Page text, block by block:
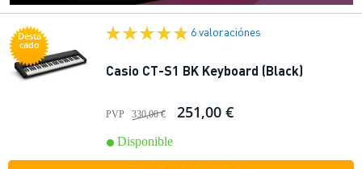
Desta
cado
6 valoraciónes
Casio CT-S1 BK Keyboard (Black)
PVP 330,00 € 251,00 €
Disponible